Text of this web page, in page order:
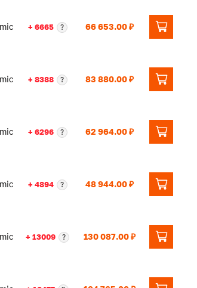
+ 6665 ? 66 653.00 ₽
+ 8388 ? 83 880.00 ₽
+ 6296 ? 62 964.00 ₽
+ 4894 ? 48 944.00 ₽
+ 13009 ? 130 087.00 ₽